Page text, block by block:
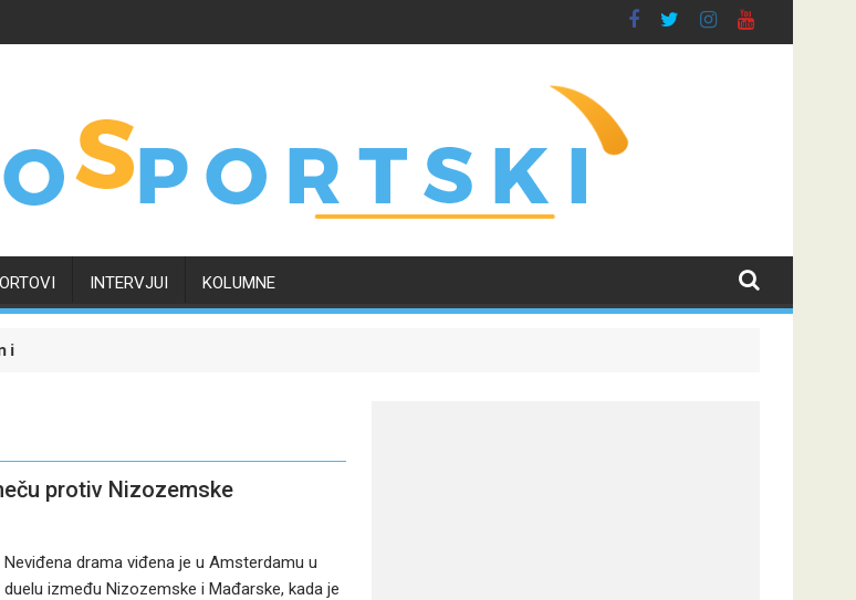
INTERVJUI KOLUMNE
neizvijesnost oko svoje budućnosti
Evropski četvrtak zanimljiviji uz Meridian: Isprati borbu za grupnu fazu uz najveće kvote
protiv Nizozemske
Neviđena drama viđena je u Amsterdamu u
duelu između Nizozemske i Mađarske, kada je